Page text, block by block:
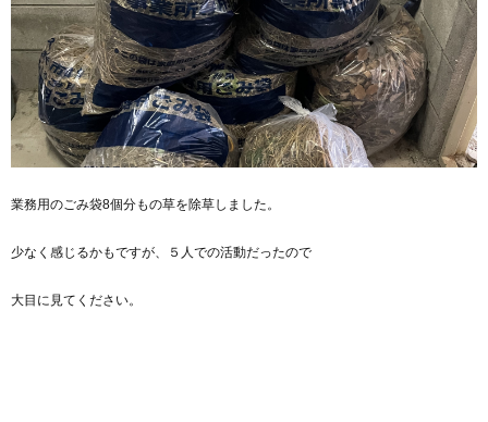
業務用のごみ袋8個分もの草を除草しました。
少なく感じるかもですが、５人での活動だったので
大目に見てください。